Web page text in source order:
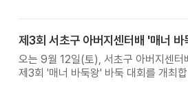
오는 9월 12일(토), 서초구 아버지센터
제3회 '매너 바둑왕' 바둑 대회를 개최